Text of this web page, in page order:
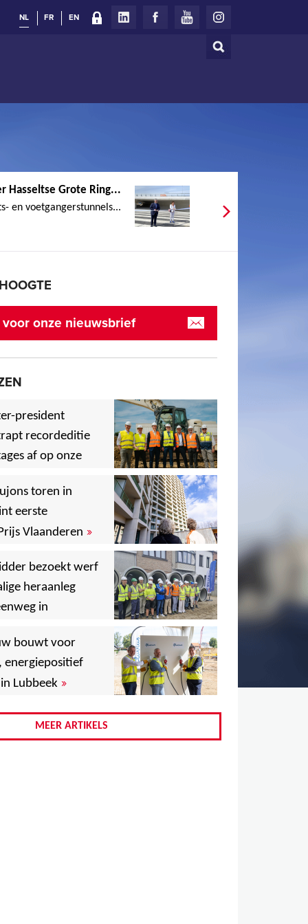
Zoeken
NL FR EN
Hasseltse Grote Ring...
en voetgangerstunnels...
onze nieuwsbrief
president
recordeditie
af op onze
,
,
toren in
eerste
Vlaanderen »
, ,
,
bezoekt werf
heraanleg
in
,
bouwt voor
energiepositief
Lubbeek »
MEER ARTIKELS